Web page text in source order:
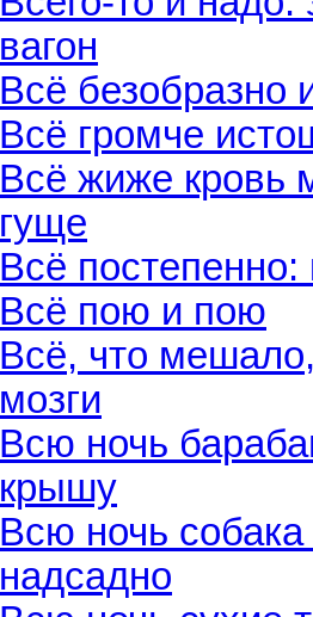
вагон
Всё безобразно
Всё громче
Всё жиже кровь
гуще
Всё постепенно:
Всё пою и пою
Всё, что
мозги
Всю ночь
крышу
Всю ночь
надсадно